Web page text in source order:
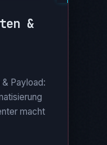
&
Payload:
macht